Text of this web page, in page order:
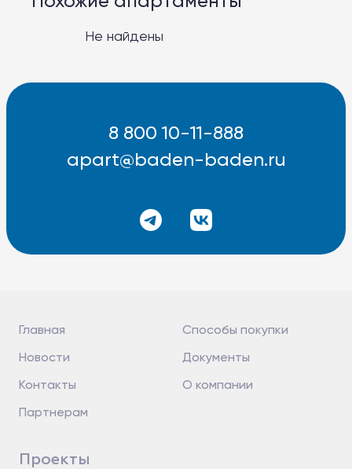
Не найдены
8 800 10-11-888
apart@baden-baden.ru
Главная
Способы покупки
Новости
Документы
Контакты
О компании
Партнерам
Проекты